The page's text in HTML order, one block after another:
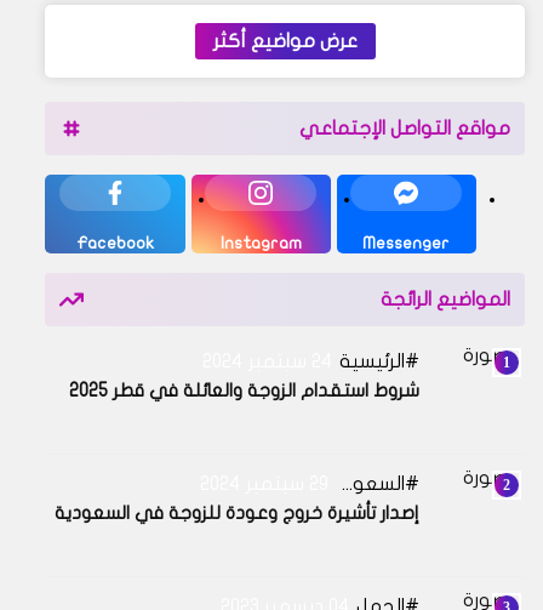
عرض مواضيع أكثر
مواقع التواصل الإجتماعي
Messenger
Instagram
Facebook
المواضيع الرائجة
الرئيسية
شروط استقدام الزوجة والعائلة في قطر 2025
السعودية
إصدار تأشيرة خروج وعودة للزوجة في السعودية